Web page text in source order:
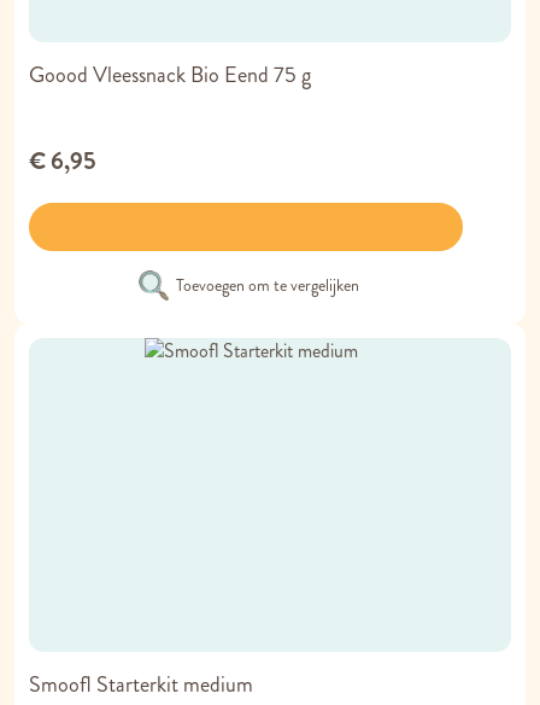
Goood Vleessnack Bio Eend 75 g
€ 6,95
Toevoegen om te vergelijken
Smoofl Starterkit medium